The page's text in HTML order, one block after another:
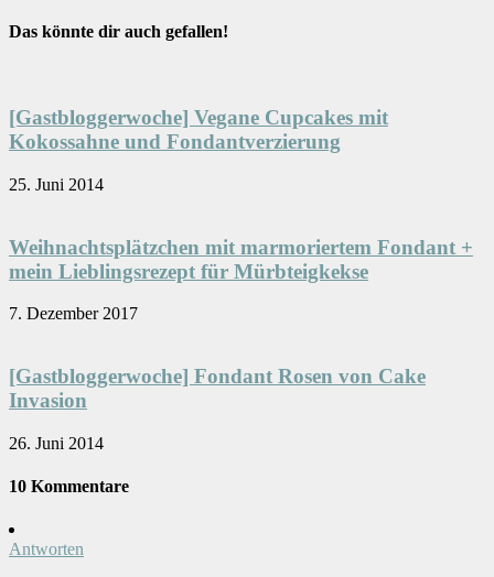
Das könnte dir auch gefallen!
[Gastbloggerwoche] Vegane Cupcakes mit
Kokossahne und Fondantverzierung
25. Juni 2014
Weihnachtsplätzchen mit marmoriertem Fondant +
mein Lieblingsrezept für Mürbteigkekse
7. Dezember 2017
[Gastbloggerwoche] Fondant Rosen von Cake
Invasion
26. Juni 2014
10 Kommentare
Antworten